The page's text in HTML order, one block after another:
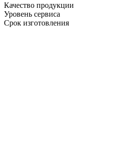
Качество продукции
Уровень сервиса
Срок изготовления